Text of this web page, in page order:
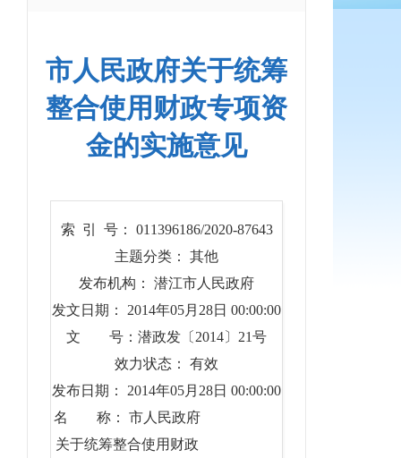
市人民政府关于统筹
整合使用财政专项资
金的实施意见
索 引 号： 011396186/2020-87643
主题分类： 其他
发布机构： 潜江市人民政府
发文日期： 2014年05月28日 00:00:00
文 号：潜政发〔2014〕21号
效力状态： 有效
发布日期： 2014年05月28日 00:00:00
名 称： 市人民政府
关于统筹整合使用财政